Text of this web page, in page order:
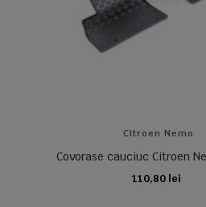
Citroen Nemo
Covorase cauciuc Citroen
110,80 lei
ADAUGA IN COS